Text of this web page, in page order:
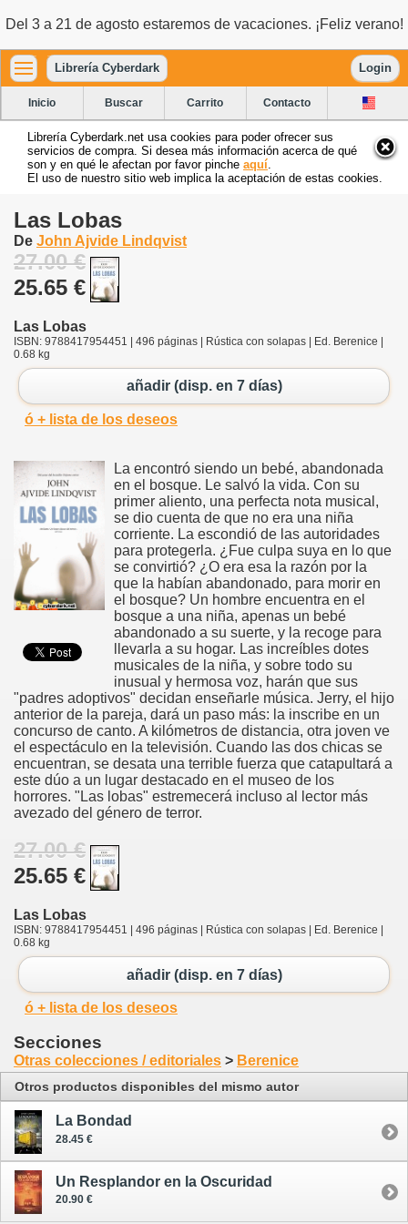
Del 3 a 21 de agosto estaremos de vacaciones. ¡Feliz verano!
Librería Cyberdark Login
Inicio Buscar Carrito Contacto
Librería Cyberdark.net usa cookies para poder ofrecer sus
servicios de compra. Si desea más información acerca de qué
son y en qué le afectan por favor pinche aquí
El uso de nuestro sitio web implica la aceptación de estas cookies.
Las Lobas
De John Ajvide Lindqvist
27.00 €
25.65 €
Las Lobas
ISBN: 9788417954451 | 496 páginas | Rústica con solapas | Ed. Berenice |
0.68 kg
añadir (disp. en 7 días)
ó + lista de los deseos
La encontró siendo un bebé, abandonada
en el bosque. Le salvó la vida. Con su
primer aliento, una perfecta nota musical,
se dio cuenta de que no era una niña
corriente. La escondió de las autoridades
para protegerla. ¿Fue culpa suya en lo que
se convirtió? ¿O era esa la razón por la
que la habían abandonado, para morir en
el bosque? Un hombre encuentra en el
bosque a una niña, apenas un bebé
abandonado a su suerte, y la recoge para
llevarla a su hogar. Las increíbles dotes
musicales de la niña, y sobre todo su
inusual y hermosa voz, harán que sus
"padres adoptivos" decidan enseñarle música. Jerry, el hijo
anterior de la pareja, dará un paso más: la inscribe en un
concurso de canto. A kilómetros de distancia, otra joven ve
el espectáculo en la televisión. Cuando las dos chicas se
encuentran, se desata una terrible fuerza que catapultará a
este dúo a un lugar destacado en el museo de los
horrores. "Las lobas" estremecerá incluso al lector más
avezado del género de terror.
27.00 €
25.65 €
Las Lobas
ISBN: 9788417954451 | 496 páginas | Rústica con solapas | Ed. Berenice |
0.68 kg
añadir (disp. en 7 días)
ó + lista de los deseos
Secciones
Otras colecciones / editoriales > Berenice
Otros productos disponibles del mismo autor
La Bondad
28.45 €
Un Resplandor en la Oscuridad
20.90 €